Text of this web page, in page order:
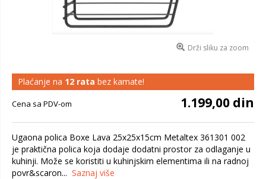
Drži sliku za zoom
Plaćanje na 12 rata bez kamate!
Cena sa PDV-om 1.199,00 din
Ugaona polica Boxe Lava 25x25x15cm Metaltex 361301 002
je praktična polica koja dodaje dodatni prostor za odlaganje u
kuhinji. Može se koristiti u kuhinjskim elementima ili na radnoj
povr&scaron... Saznaj više